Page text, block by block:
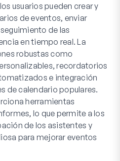
usuarios pueden crear y
de eventos, enviar
de las
en tiempo real. La
robustas como
recordatorios
e integración
de calendario populares.
herramientas
lo que permite a los
de los asistentes y
para mejorar eventos